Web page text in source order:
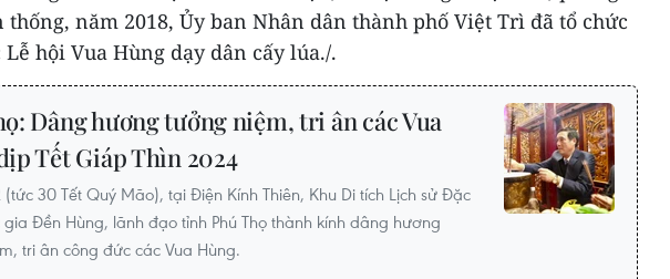
thống, năm 2018, Ủy ban Nhân dân thành phố Việt Trì đã tổ chức
hội Vua Hùng dạy dân cấy lúa./.
Dâng hương tưởng niệm, tri ân các Vua
Tết Giáp Thìn 2024
30 Tết Quý Mão), tại Điện Kính Thiên, Khu Di tích Lịch sử Đặc
gia Đền Hùng, lãnh đạo tỉnh Phú Thọ thành kính dâng hương
tri ân công đức các Vua Hùng.